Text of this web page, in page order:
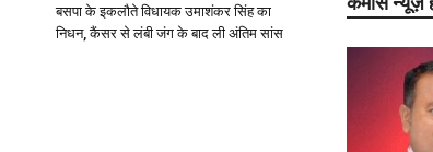
बसपा के इकलौते विधायक उमाशंकर सिंह का
निधन, कैंसर से लंबी जंग के बाद ली अंतिम सांस